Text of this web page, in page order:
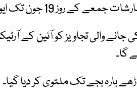
جون تک ایوان میں پیش کرے گی۔
گا۔
بارہ بجے تک ملتوی کر دیا گیا۔